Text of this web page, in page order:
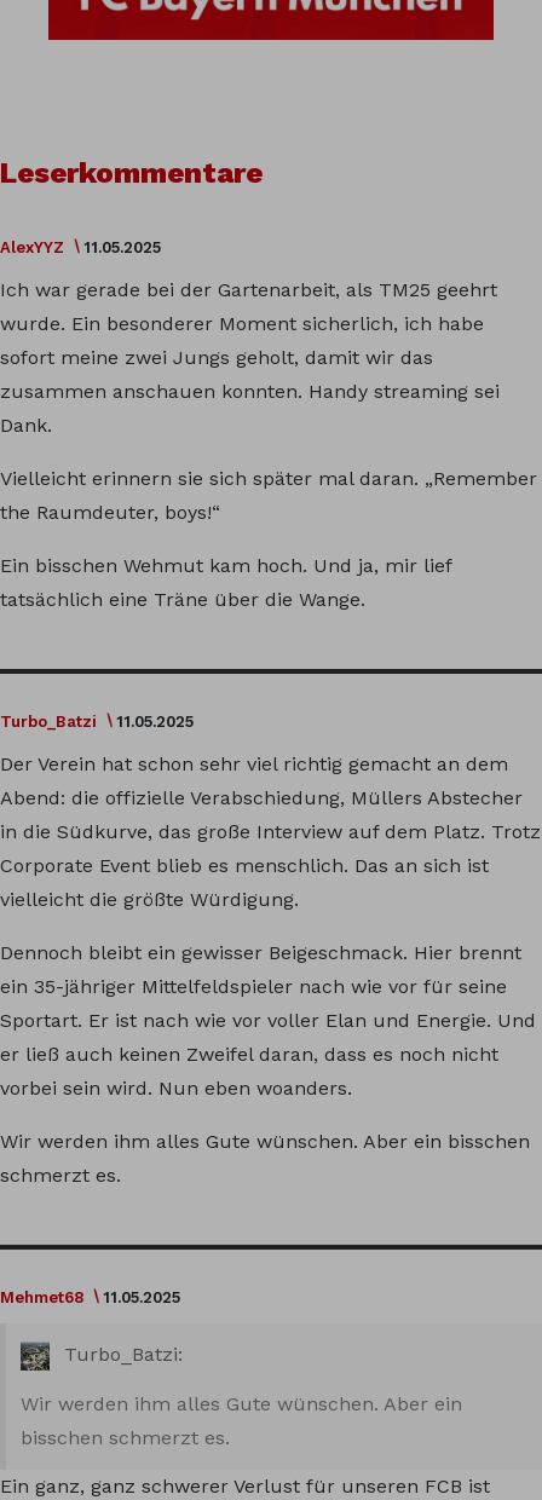
Leserkommentare
AlexYYZ 11.05.2025
Ich war gerade bei der Gartenarbeit, als TM25 geehrt
wurde. Ein besonderer Moment sicherlich, ich habe
sofort meine zwei Jungs geholt, damit wir das
zusammen anschauen konnten. Handy streaming sei
Dank.
Vielleicht erinnern sie sich später mal daran. „Remember
the Raumdeuter, boys!“
Ein bisschen Wehmut kam hoch. Und ja, mir lief
tatsächlich eine Träne über die Wange.
Turbo_Batzi 11.05.2025
Der Verein hat schon sehr viel richtig gemacht an dem
Abend: die offizielle Verabschiedung, Müllers Abstecher
in die Südkurve, das große Interview auf dem Platz. Trotz
Corporate Event blieb es menschlich. Das an sich ist
vielleicht die größte Würdigung.
Dennoch bleibt ein gewisser Beigeschmack. Hier brennt
ein 35-jähriger Mittelfeldspieler nach wie vor für seine
Sportart. Er ist nach wie vor voller Elan und Energie. Und
er ließ auch keinen Zweifel daran, dass es noch nicht
vorbei sein wird. Nun eben woanders.
Wir werden ihm alles Gute wünschen. Aber ein bisschen
schmerzt es.
Mehmet68 11.05.2025
Turbo_Batzi:
Wir werden ihm alles Gute wünschen. Aber ein
bisschen schmerzt es.
Ein ganz, ganz schwerer Verlust für unseren FCB ist